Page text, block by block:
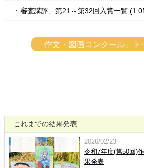
審査講評、第21～第32回入賞一覧
「作文・図画コンクール」ト
これまでの結果発表
2026/02/23
令和7年度(第50回)
果発表